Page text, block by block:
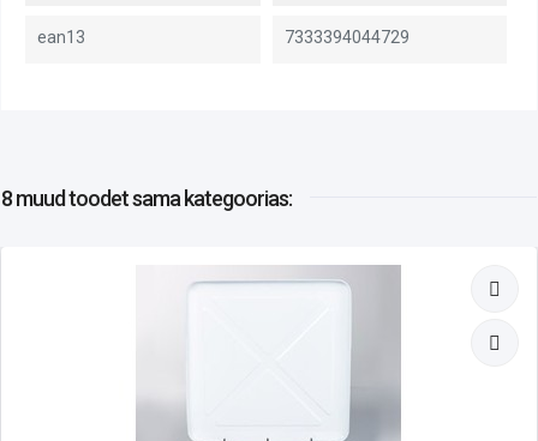
ean13 7333394044729
8 muud toodetsama kategoorias: